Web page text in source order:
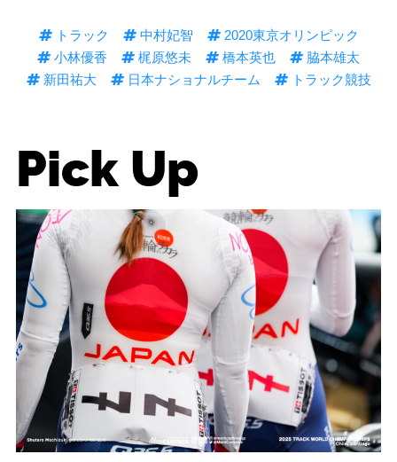
トラック 中村妃智
2020東京オリンピック
小林優香
梶原悠未 橋本英也
脇本雄太
新田祐大
日本ナショナルチーム トラック競技
Pick Up